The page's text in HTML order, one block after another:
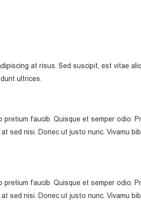
at risus. Sed suscipit, est vitae
ultrices.
faucib. Quisque et semper odio.
nisi. Donec ut justo nunc. Vivamu
faucib. Quisque et semper odio.
nisi. Donec ut justo nunc. Vivamu